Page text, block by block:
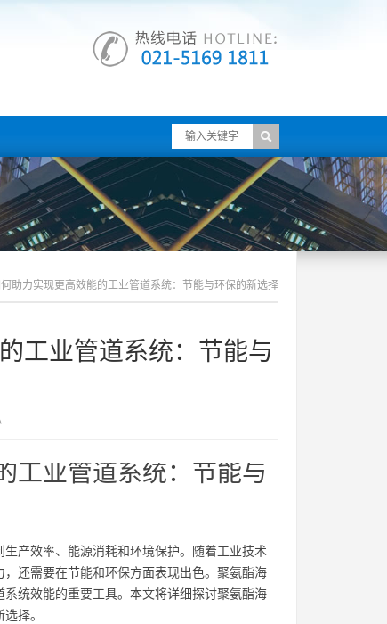
助力实现更高效能的工业管道系统：节能与环保的新选择
工业管道系统：节能与
工业管道系统：节能与
产效率、能源消耗和环境保护。随着工业技术
还需要在节能和环保方面表现出色。聚氨酯海
统效能的重要工具。本文将详细探讨聚氨酯海
择。